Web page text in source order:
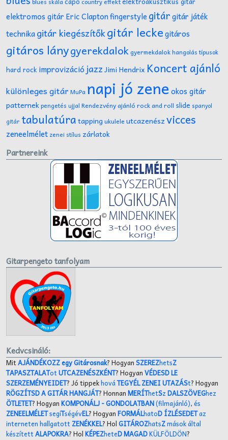
elektromos gitár Eric Claptonfingerstyle gitárgitár játék
technikagitár kiegészítőkgitár leckegitáros
gitáros lánygyerekdalokgyermekdalokhangolás típusok
hard rock improvizáció jazzJimi Hendrix Koncert ajánló
különleges gitár MuPa napi jó zene okos gitár
patternekpengetés ujjal Rendezvény ajánló rock and roll slide spanyol
gitár tabulatúratapping ukulele utcazenészvicces
zeneelmélet zenei stílus zárlatok
Partnereink
Gitarpengeto tanfolyam
Kedvcsináló:
MitAJÁNDÉKOZZ egy Gitárosnak? HogyanSZEREZhetsZ
TAPASZTALATotUTCAZENÉSZKÉNT? HogyanVÉDESD LE
SZERZEMÉNYEIDET? Jó tippekhováTEGYÉL ZENEI UTAZÁSt? Hogyan
RÖGZÍTSD A GITÁR HANGJÁT? HonnanMERÍThetSzDALSZÖVEGhez
ÖTLETET? HogyanKOMPONÁLJ- GONDOLATBAN(filmajánló),és
ZENEELMÉLETsegíTségévEL? HogyanFORMÁLhatoD ÍZLÉSEDETaz
interneten hallgatott ZENÉKKEL? HolGITÁROZhatsZmások által
készítettALAPOKRA? HolKÉPEZheteD MAGADKÜLFÖLDÖN?